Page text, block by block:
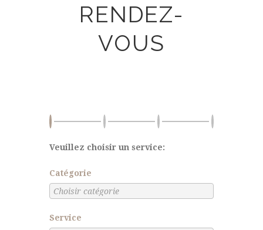
RENDEZ-
VOUS
Veuillez choisir un service:
Catégorie
Service